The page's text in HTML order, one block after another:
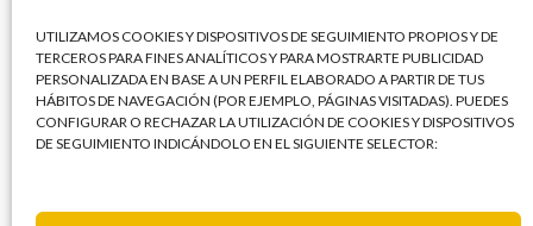
UTILIZAMOS COOKIES Y DISPOSITIVOS DE SEGUIMIENTO PROPIOS Y DE
TERCEROS PARA FINES ANALÍTICOS Y PARA MOSTRARTE PUBLICIDAD
PERSONALIZADA EN BASE A UN PERFIL ELABORADO A PARTIR DE TUS
HÁBITOS DE NAVEGACIÓN (POR EJEMPLO, PÁGINAS VISITADAS). PUEDES
CONFIGURAR O RECHAZAR LA UTILIZACIÓN DE COOKIES Y DISPOSITIVOS
DE SEGUIMIENTO INDICÁNDOLO EN EL SIGUIENTE SELECTOR:
C/. MERCEDES, LAS TORRES, S/N,
PABELLÓN SANTIAGO MARTÍN - TERCERA PLANTA